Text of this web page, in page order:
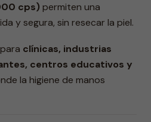
cps) permiten una
y segura, sin resecar la piel.
clínicas, industrias
centros educativos y
la higiene de manos